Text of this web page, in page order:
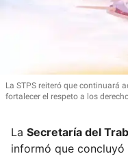
La STPS reiteró que continuará
fortalecer el respeto a los
La Secretaría del
informó que